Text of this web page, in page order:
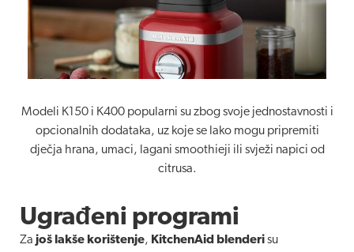
Modeli K150 i K400 popularni su zbog svoje jednostavnosti i
opcionalnih dodataka, uz koje se lako mogu pripremiti
dječja hrana, umaci, lagani smoothieji ili svježi napici od
citrusa.
Ugrađeni programi
Za još lakše korištenje, KitchenAid blenderisu